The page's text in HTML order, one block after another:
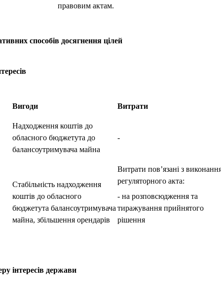
правовим актам.
способів досягнення цілей
Вигоди Витрати
Надходження коштів до
обласного бюджетута до
балансоутримувача майна
-
Стабільність надходження
коштів до обласного
бюджетута балансоутримувача
майна, збільшення орендарів
Витрати пов’язані з
регуляторного акта:
- на розповсюдження та
тиражування прийнятого
рішення
держави